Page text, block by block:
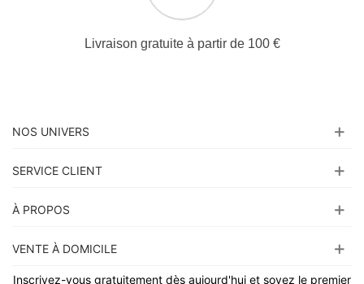
Livraison gratuite à partir de 100 €
NOS UNIVERS
SERVICE CLIENT
À PROPOS
VENTE À DOMICILE
Inscrivez-vous gratuitement dès aujourd'hui et soyez le premier